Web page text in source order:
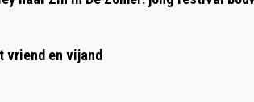
vriend en vijand